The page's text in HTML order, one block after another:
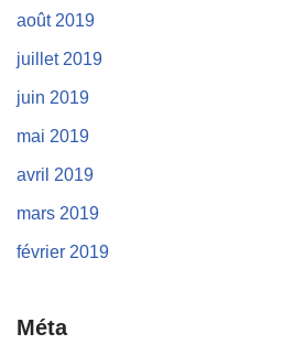
août 2019
juillet 2019
juin 2019
mai 2019
avril 2019
mars 2019
février 2019
Méta